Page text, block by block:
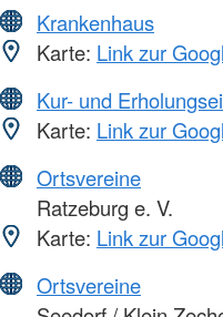
Krankenhaus
Karte: Link zur
Kur- und
Karte: Link zur
Ortsvereine
Ratzeburg e. V.
Karte: Link zur
Ortsvereine